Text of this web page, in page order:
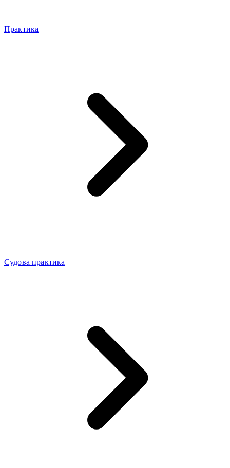
Практика
Судова практика